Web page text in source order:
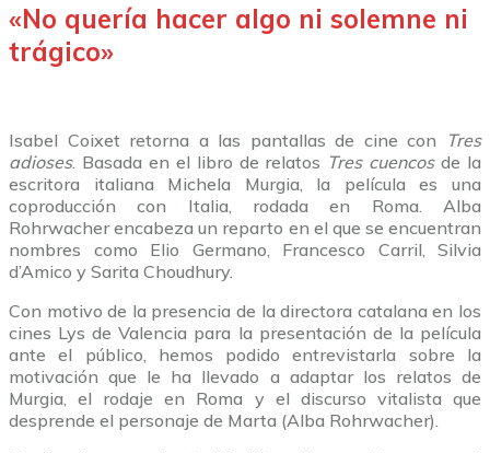
«No quería hacer algo ni solemne ni
trágico»
Isabel Coixet retorna a las pantallas de cine con
Tres
adioses. Basada en el libro de relatos Tres cuencosde la
escritora italiana Michela Murgia, la película es una
coproducción con Italia, rodada en Roma. Alba
Rohrwacher encabeza un reparto en el que se encuentran
nombres como Elio Germano, Francesco Carril, Silvia
d’Amico y Sarita Choudhury.
Con motivo de la presencia de la directora catalana en los
cines Lys de Valencia para la presentación de la película
ante el público, hemos podido entrevistarla sobre la
motivación que le ha llevado a adaptar los relatos de
Murgia, el rodaje en Roma y el discurso vitalista que
desprende el personaje de Marta (Alba Rohrwacher).